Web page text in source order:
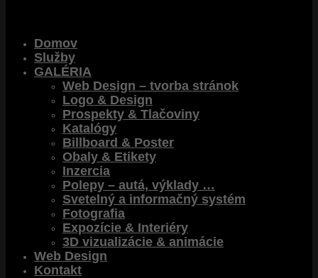
Domov
Služby
GALÉRIA
Web Design – tvorba stránok
Logo & Design
Prospekty & Tlačoviny
Katalógy
Billboard & Poster
Obaly & Etikety
Inzercia
Polepy – autá, výklady …
Svetelný a informačný systém
Fotografia
Expozície & Interiéry
3D vizualizácie & animácie
Web Design
Kontakt